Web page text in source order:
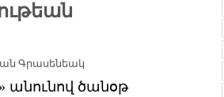
Գրասենեակ
անունով ծանօթ